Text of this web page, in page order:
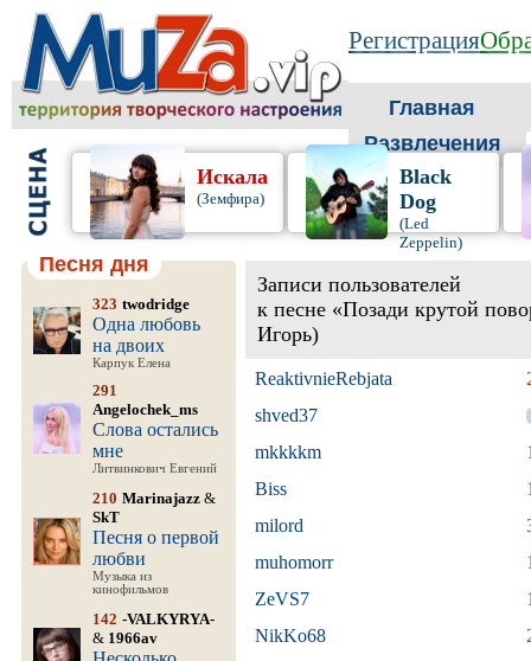
Регистрация
Главная
Развлечения
Искала
(Земфира)
Black
Dog
(Led
Zeppelin)
Песня дня
323 twodridge
Одна любовь
на двоих
Карпук Елена
291
Angelochek_ms
Слова остались
мне
Литвинкович Евгений
210 Marinajazz &
SkT
Песня о первой
любви
Музыка из
кинофильмов
142 -VALKYRYA-
& 1966av
Записи пользователей
к песне «Позади крутой
Игорь)
ReaktivnieRebjata
shved37
mkkkkm
Biss
milord
muhomorr
ZeVS7
NikKo68